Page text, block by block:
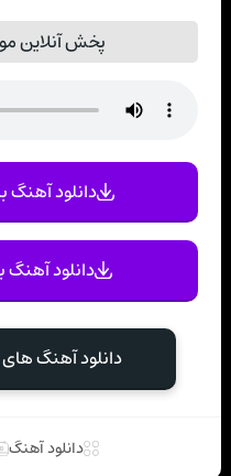
پخش آنلاین
دانلود آهنگ
دانلود آهنگ
دانلود آهنگ
دانلود آهنگ